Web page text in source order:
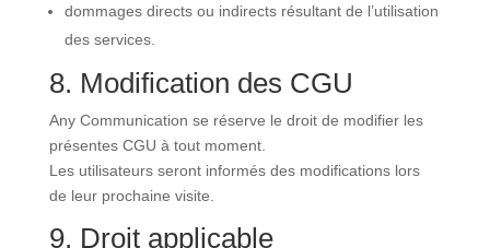
dommages directs ou indirects résultant de l’utilisation
des services.
8. Modification des CGU
Any Communication se réserve le droit de modifier les
présentes CGU à tout moment.
Les utilisateurs seront informés des modifications lors
de leur prochaine visite.
9. Droit applicable